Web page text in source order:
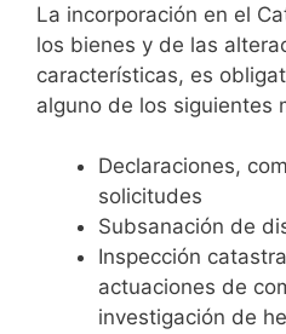
La incorporación en el
los bienes y de las
características, es
alguno de los siguientes
Declaraciones,
solicitudes
Subsanación de
Inspección
actuaciones de
investigación de